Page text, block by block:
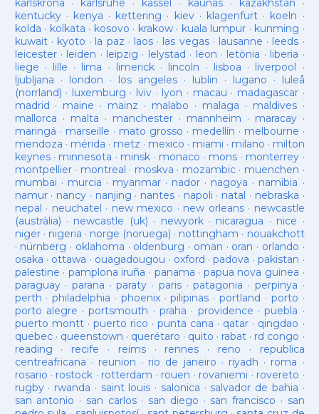
karlskrona · karlsruhe · kassel · kaunas· kazakhstan ·
kentucky· kenya · kettering · kiev· klagenfurt · koeln ·
kolda · kolkata · kosovo · krakow· kuala lumpur · kunming ·
kuwait· kyoto · la paz · laos· las vegas· lausanne · leeds ·
leicester· leiden · leipzig · lelystad · leon · letònia · liberia ·
liege · lille · lima · limerick· lincoln · lisboa · liverpool ·
ljubljana · london · los angeles· lublin · lugano · luleå
(norrland) · luxemburg · lviv · lyon · macau · madagascar·
madrid · maine · mainz · malabo · malaga · maldives·
mallorca · malta · manchester· mannheim · maracay·
maringá · marseille · mato grosso · medellín · melbourne ·
mendoza · mérida · metz · mexico · miami · milano · milton
keynes· minnesota · minsk · monaco · mons · monterrey ·
montpellier· montreal · moskva · mozambic· muenchen ·
mumbai · murcia · myanmar· nador · nagoya · namibia ·
namur· nancy · nanjing · nantes · napoli · natal · nebraska ·
nepal · neuchatel · new mexico · new orleans· newcastle
(austràlia) · newcastle (uk) · newyork· nicaragua · nice ·
niger· nigeria · norge (noruega) · nottingham · nouakchott
· nürnberg · oklahoma · oldenburg · oman · oran · orlando ·
osaka · ottawa · ouagadougou · oxford ·padova ·pakistan ·
palestine · pamplona iruña · panama · papua nova guinea ·
paraguay· parana ·paraty · paris·patagonia · perpinya ·
perth ·philadelphia · phoenix·pilipinas ·portland · porto ·
porto alegre ·portsmouth ·praha · providence ·puebla ·
puerto montt· puerto rico ·punta cana · qatar · qingdao ·
quebec· queenstown · querétaro · quito · rabat · rd congo ·
reading · recife · reims· rennes · reno · republica
centreafricana · reunion · rio de janeiro · riyadh · roma ·
rosario · rostock · rotterdam · rouen · rovaniemi · rovereto ·
rugby· rwanda · saint louis · salonica · salvador de bahia ·
san antonio · san carlos· san diego · san francisco · san